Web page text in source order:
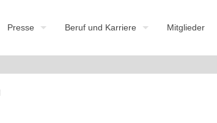
Presse Beruf und Karriere Mitglieder